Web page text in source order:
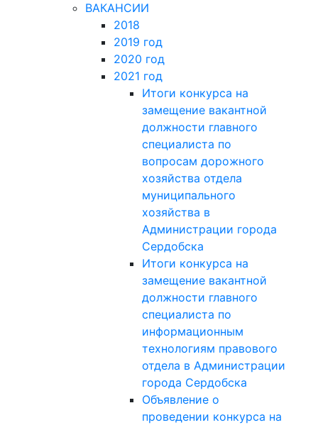
ВАКАНСИИ
2018
2019 год
2020 год
2021 год
Итоги конкурса на
замещение вакантной
должности главного
специалиста по
вопросам дорожного
хозяйства отдела
муниципального
хозяйства в
Администрации города
Сердобска
Итоги конкурса на
замещение вакантной
должности главного
специалиста по
информационным
технологиям правового
отдела в Администрации
города Сердобска
Объявление о
проведении конкурса на